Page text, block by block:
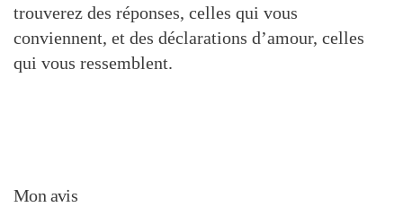
trouverez des réponses, celles qui vous
conviennent, et des déclarations d’amour, celles
qui vous ressemblent.
Mon avis